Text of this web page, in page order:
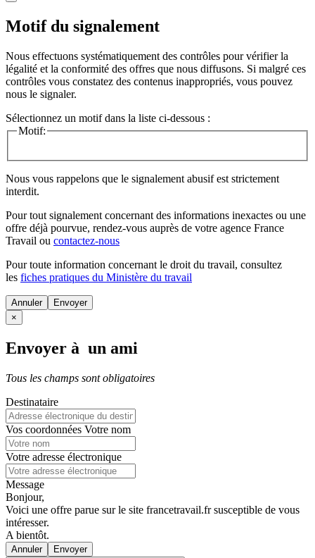
Motif du signalement
Nous effectuons systématiquement des contrôles pour vérifier la
légalité et la conformité des offres que nous diffusons. Si malgré ces
contrôles vous constatez des contenus inappropriés, vous pouvez
nous le signaler.
Sélectionnez un motif dans la liste ci-dessous :
Motif:
Nous vous rappelons que le signalement abusif est strictement
interdit.
Pour tout signalement concernant des informations inexactes ou une
offre déjà pourvue, rendez-vous auprès de votre agence France
Travail ou contactez-nous
Pour toute information concernant le droit du travail, consultez
les fiches pratiques du Ministère du travail
Annuler
×
Envoyer à un ami
Tous les champs sont obligatoires
Destinataire
Vos coordonnées Votre nom
Votre adresse électronique
Message
Bonjour,
Voici une offre parue sur le site francetravail.fr susceptible de vous
intéresser.
A bientôt.
Annuler